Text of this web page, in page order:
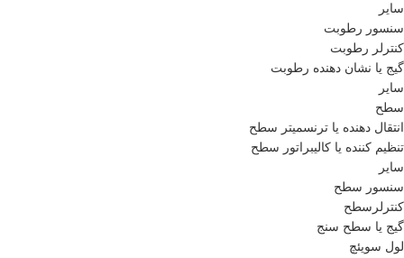
سایر
سنسور رطوبت
کنترلر رطوبت
گیج یا نشان دهنده رطوبت
سایر
سطح
انتقال دهنده یا ترنسمیتر سطح
تنظیم کننده یا کالیبراتور سطح
سایر
سنسور سطح
کنترلرسطح
گیج یا سطح سنج
لول سویئچ